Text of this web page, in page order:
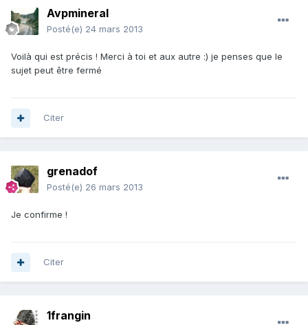
Avpmineral
Posté(e) 24 mars 2013
Voilà qui est précis ! Merci à toi et aux autre :) je penses que le
sujet peut être fermé
Citer
grenadof
Posté(e) 26 mars 2013
Je confirme !
Citer
1frangin